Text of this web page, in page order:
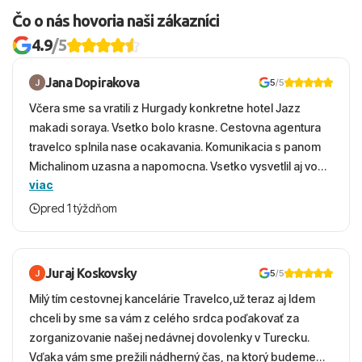
Čo o nás hovoria naši zákazníci
4.9/5
Jana Dopirakova 5/5
Včera sme sa vratili z Hurgady konkretne hotel Jazz
makadi soraya. Vsetko bolo krasne. Cestovna agentura
travelco splnila nase ocakavania. Komunikacia s panom
Michalinom uzasna a napomocna. Vsetko vysvetlil aj vo
vecernych hodinach zaco sa ospravedlnujem. Hotel
krasny, cisty. Sluzby top. Strava, prostredie, more,
viac
pred 1 týždňom
Juraj Koskovsky 5/5
Milý tím cestovnej kancelárie Travelco,už teraz aj Idem
chceli by sme sa vám z celého srdca poďakovať za
zorganizovanie našej nedávnej dovolenky v Turecku.
Vďaka vám sme prežili nádherný čas, na ktorý budeme